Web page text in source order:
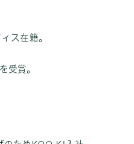
ス在籍。
受賞。